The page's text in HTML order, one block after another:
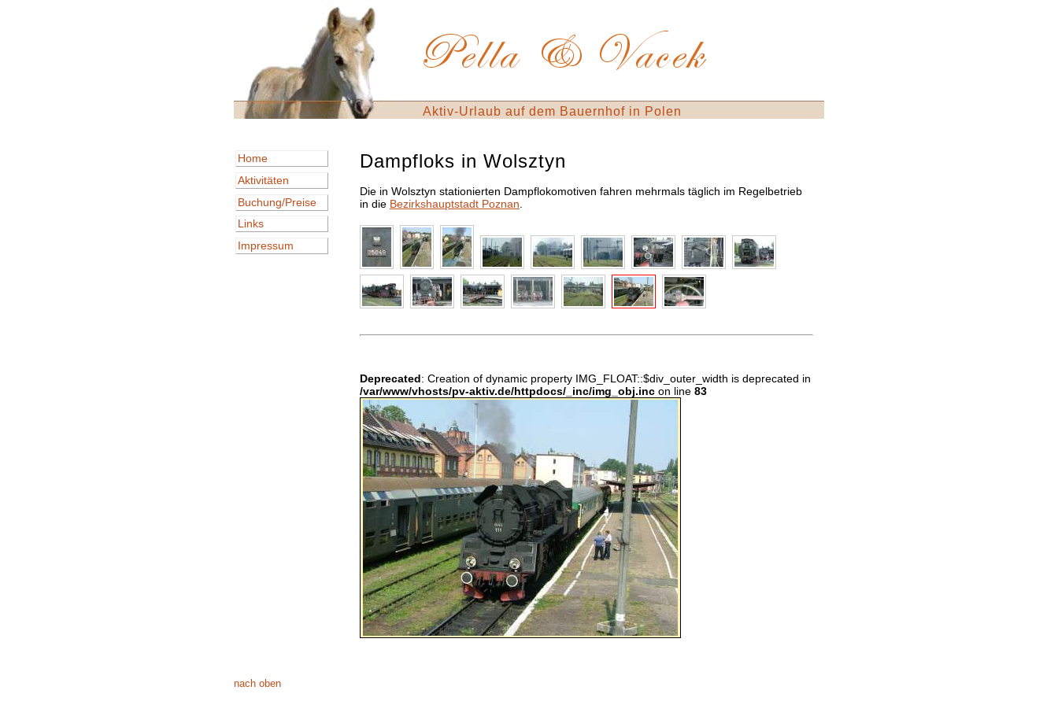
Aktiv-Urlaub auf dem Bauernhof in Polen
Home
Aktivitäten
Buchung/Preise
Links
Impressum
Dampfloks in Wolsztyn
Die in Wolsztyn stationierten Dampflokomotiven fahren mehrmals täglich im Regelbetrieb
in die Bezirkshauptstadt Poznan.
Deprecated: Creation of dynamic property IMG_FLOAT::$div_outer_width is deprecated in
/var/www/vhosts/pv-aktiv.de/httpdocs/_inc/img_obj.inc on line 83
nach oben